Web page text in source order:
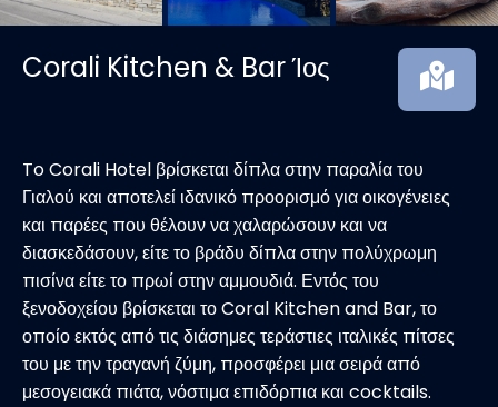
Corali Kitchen & Bar Ίος
To Corali Hotel βρίσκεται δίπλα στην παραλία του
Γιαλού και αποτελεί ιδανικό προορισμό για οικογένειες
και παρέες που θέλουν να χαλαρώσουν και να
διασκεδάσουν, είτε το βράδυ δίπλα στην πολύχρωμη
πισίνα είτε το πρωί στην αμμουδιά. Εντός του
ξενοδοχείου βρίσκεται το Coral Kitchen and Bar, το
οποίο εκτός από τις διάσημες τεράστιες ιταλικές πίτσες
του με την τραγανή ζύμη, προσφέρει μια σειρά από
μεσογειακά πιάτα, νόστιμα επιδόρπια και cocktails.